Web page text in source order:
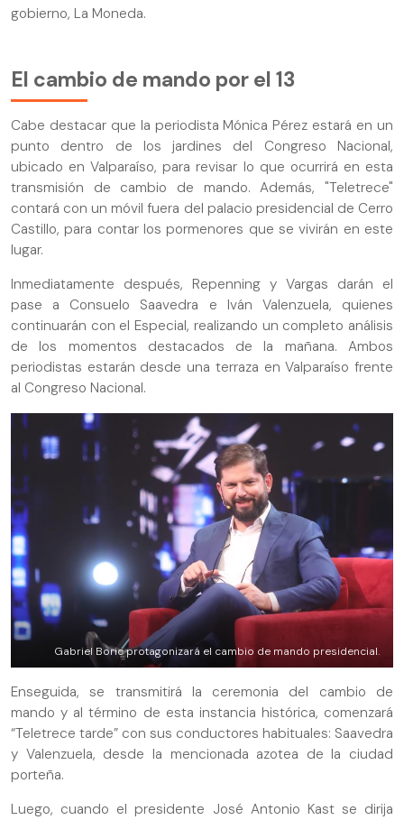
gobierno, La Moneda.
El cambio de mando por el 13
Cabe destacar que la periodista Mónica Pérez estará en un
punto dentro de los jardines del Congreso Nacional,
ubicado en Valparaíso, para revisar lo que ocurrirá en esta
transmisión de cambio de mando. Además, "Teletrece"
contará con un móvil fuera del palacio presidencial de Cerro
Castillo, para contar los pormenores que se vivirán en este
lugar.
Inmediatamente después, Repenning y Vargas darán el
pase a Consuelo Saavedra e Iván Valenzuela, quienes
continuarán con el Especial, realizando un completo análisis
de los momentos destacados de la mañana. Ambos
periodistas estarán desde una terraza en Valparaíso frente
al Congreso Nacional.
Gabriel Boric protagonizará el cambio de mando presidencial.
Enseguida, se transmitirá la ceremonia del cambio de
mando y al término de esta instancia histórica, comenzará
“Teletrece tarde” con sus conductores habituales: Saavedra
y Valenzuela, desde la mencionada azotea de la ciudad
porteña.
Luego, cuando el presidente José Antonio Kast se dirija